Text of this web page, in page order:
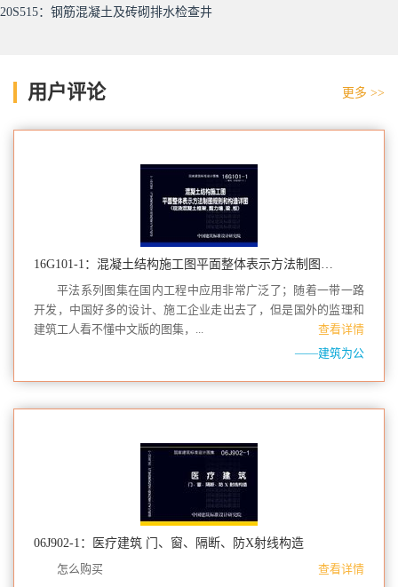
20S515：钢筋混凝土及砖砌排水检查井
用户评论 更多 >>
平法系列图集在国内工程中应用非常广泛了；随着一带一路
开发，中国好多的设计、施工企业走出去了，但是国外的监理和
建筑工人看不懂中文版的图集，...
查看详情
——建筑为公
06J902-1：医疗建筑 门、窗、隔断、防X射线构造
怎么购买
查看详情